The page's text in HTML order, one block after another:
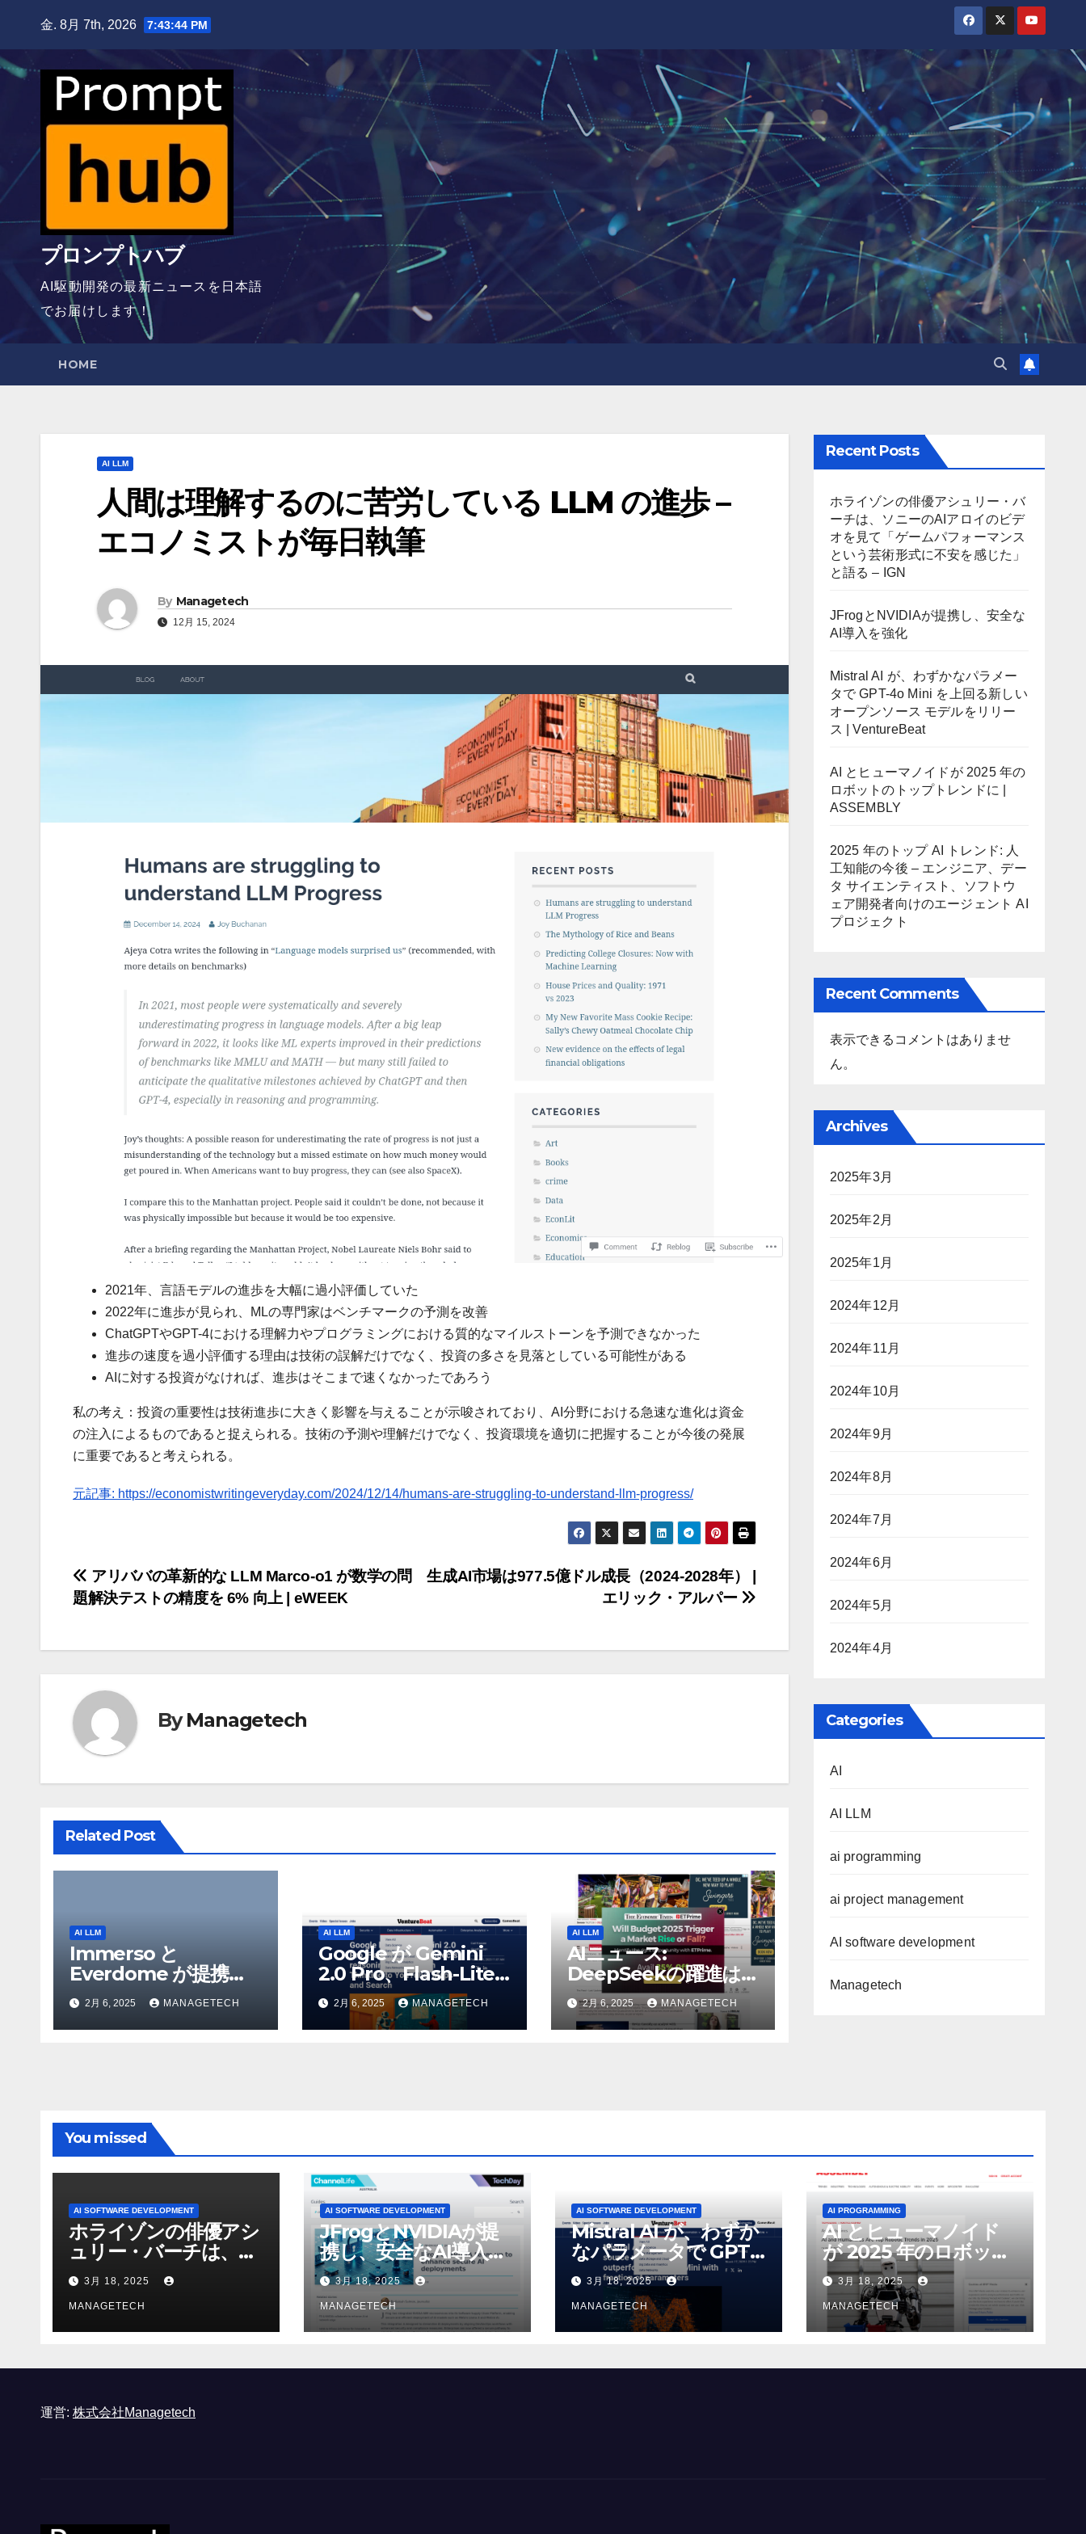
content
金. 8月 7th, 2026 7:43:46 PM
プロンプトハブ
AI駆動開発の最新ニュースを日本語
でお届けします！
HOME
AI LLM
人間は理解するのに苦労している LLM の進歩 –
エコノミストが毎日執筆
By Managetech
12月 15, 2024
2021年、言語モデルの進歩を大幅に過小評価していた
2022年に進歩が見られ、MLの専門家はベンチマークの予測を改善
ChatGPTやGPT-4における理解力やプログラミングにおける質的なマイルストーンを予測できなかった
進歩の速度を過小評価する理由は技術の誤解だけでなく、投資の多さを見落としている可能性がある
AIに対する投資がなければ、進歩はそこまで速くなかったであろう
私の考え：投資の重要性は技術進歩に大きく影響を与えることが示唆されており、AI分野における急速な進化は資金
の注入によるものであると捉えられる。技術の予測や理解だけでなく、投資環境を適切に把握することが今後の発展
に重要であると考えられる。
元記事: https://economistwritingeveryday.com/2024/12/14/humans-are-struggling-to-understand-llm-progress/
投
稿
ナ
ゲ
ー
シ
ョ
ン
生成AI市場は977.5億ドル成長（2024-2028年） |
エリック・アルパー
アリババの革新的な LLM Marco-o1 が数学の問
題解決テストの精度を 6% 向上 | eWEEK
ByManagetech
Related Post
AI LLM
Immerso と
Everdome が提携
し、AI を活用した体
験を通じてメタバース
のイノベーションを推
2月 6, 2025 MANAGETECH
AI LLM
Google が Gemini
2.0 Pro、Flash-Lite
を発表、推論モデル
Flash Thinking を
YouTube、マップ、
2月 6, 2025 MANAGETECH
AI LLM
AIニュース:
DeepSeekの躍進は
AIの巨人に役立つだろ
うとウォール街のアナ
リストが語る – The
2月 6, 2025 MANAGETECH
Recent Posts
ホライゾンの俳優アシュリー・バ
ーチは、ソニーのAIアロイのビデ
オを見て「ゲームパフォーマンス
という芸術形式に不安を感じた」
と語る – IGN
JFrogとNVIDIAが提携し、安全な
AI導入を強化
Mistral AI が、わずかなパラメー
タで GPT-4o Mini を上回る新しい
オープンソース モデルをリリー
ス | VentureBeat
AI とヒューマノイドが 2025 年の
ロボットのトップトレンドに |
ASSEMBLY
2025 年のトップ AI トレンド: 人
工知能の今後 – エンジニア、デー
タ サイエンティスト、ソフトウ
ェア開発者向けのエージェント AI
プロジェクト
Recent Comments
表示できるコメントはありませ
ん。
Archives
2025年3月
2025年2月
2025年1月
2024年12月
2024年11月
2024年10月
2024年9月
2024年8月
2024年7月
2024年6月
2024年5月
2024年4月
Categories
AI
AI LLM
ai programming
ai project management
AI software development
Managetech
You missed
AI SOFTWARE DEVELOPMENT
ホライゾンの俳優アシ
ュリー・バーチは、ソ
ニーのAIアロイのビデ
オを見て「ゲームパフ
ォーマンスという芸術
形式に不安を感じた」
3月 18, 2025
MANAGETECH
AI SOFTWARE DEVELOPMENT
JFrogとNVIDIAが提
携し、安全なAI導入を
強化
3月 18, 2025
MANAGETECH
AI SOFTWARE DEVELOPMENT
Mistral AI が、わずか
なパラメータで GPT-
4o Mini を上回る新し
いオープンソース モ
デルをリリース |
VentureBeat
3月 18, 2025
MANAGETECH
AI PROGRAMMING
AI とヒューマノイド
が 2025 年のロボット
のトップトレンドに |
ASSEMBLY
3月 18, 2025
MANAGETECH
運営: 株式会社Managetech